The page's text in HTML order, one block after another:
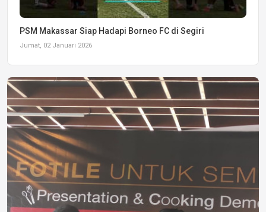
PSM Makassar Siap Hadapi Borneo FC di Segiri
Jumat, 02 Januari 2026